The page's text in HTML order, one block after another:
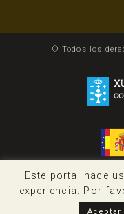
© Todos los
Este portal hace
experiencia. Por
Aceptar